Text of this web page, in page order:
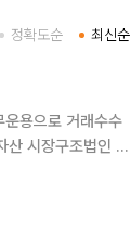
최신순
정확도순
운용으로 거래수수